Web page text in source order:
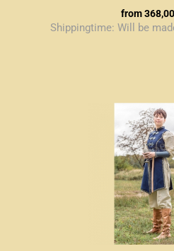
from
Shippingtime: Will be